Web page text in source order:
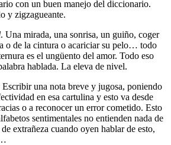
con un buen manejo del diccionario.
y zigzagueante.
. Una mirada, una sonrisa, un guiño, coger
o de la cintura o acariciar su pelo… todo
es el ungüento del amor. Todo eso
hablada. La eleva de nivel.
Escribir una nota breve y jugosa, poniendo
en esa cartulina y esto va desde
o a reconocer un error cometido. Esto
sentimentales no entienden nada de
extrañeza cuando oyen hablar de esto,